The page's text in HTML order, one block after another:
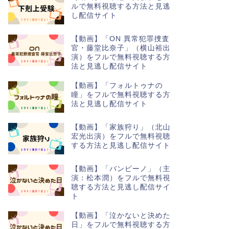
ルで無料視聴する方法と見逃
し配信サイト
【動画】「ON 異常犯罪捜査
官・藤堂比奈子」（横山裕出
演）をフルで無料視聴する方
法と見逃し配信サイト
【動画】「フォルトゥナの
瞳」をフルで無料視聴する方
法と見逃し配信サイト
【動画】「家族狩り」（北山
宏光出演）をフルで無料視聴
する方法と見逃し配信サイト
【動画】「バンビーノ」（主
演：松本潤）をフルで無料視
聴する方法と見逃し配信サイ
ト
【動画】「泣かないと決めた
日」をフルで無料視聴する方